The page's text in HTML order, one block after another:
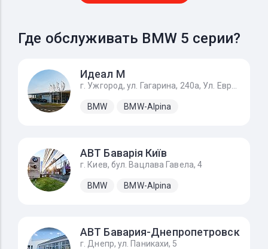
Где обслуживать BMW 5 серии?
Идеал М
BMW BMW-Alpina
АВТ Баварія Київ
г. Киев, бул. Вацлава Гавела, 4
BMW BMW-Alpina
АВТ Бавария-Днепропетровск
г. Днепр, ул. Паникахи, 5